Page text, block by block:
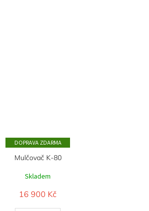
ZDARMA
Mulčovač K-80
Skladem
16 900 Kč